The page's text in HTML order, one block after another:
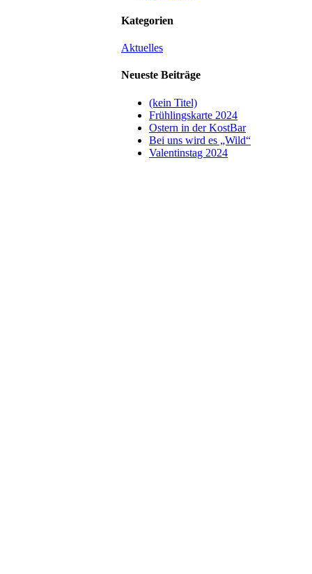
Kategorien
Aktuelles
Neueste Beiträge
(kein Titel)
Frühlingskarte 2024
Ostern in der KostBar
Bei uns wird es „Wild“
Valentinstag 2024